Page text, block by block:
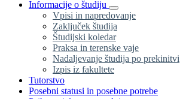
Informacije o študiju
Vpisi in napredovanje
Zaključek študija
Študijski koledar
Praksa in terenske vaje
Nadaljevanje študija po prekinitvi
Izpis iz fakultete
Tutorstvo
Posebni statusi in posebne potrebe